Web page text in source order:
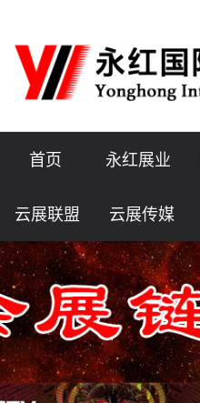
首页 永红展业
云展联盟 云展传媒